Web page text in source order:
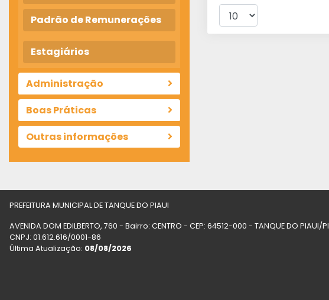
Padrão de Remunerações
Estagiários
Administração
Boas Práticas
Outras informações
PREFEITURA MUNICIPAL DE TANQUE DO PIAUI
AVENIDA DOM EDILBERTO, 760 - Bairro: CENTRO - CEP: 64512-000 - TANQUE DO PIAUI/PI
CNPJ: 01.612.616/0001-86
Última Atualização: 08/08/2026